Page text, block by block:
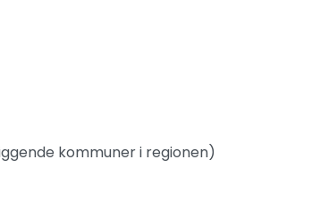
kommuner i regionen)